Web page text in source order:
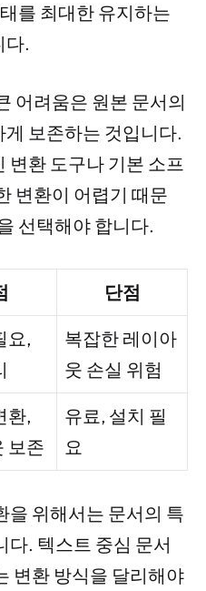
를 최대한 유지하는
다.
어려움은 원본 문서의
보존하는 것입니다.
변환 도구나 기본 소프
변환이 어렵기 때문
선택해야 합니다.
단점
요,
복잡한 레이아
웃 손실 위험
환,
보존
유료, 설치 필
요
을 위해서는 문서의 특
다. 텍스트 중심 문서
변환 방식을 달리해야